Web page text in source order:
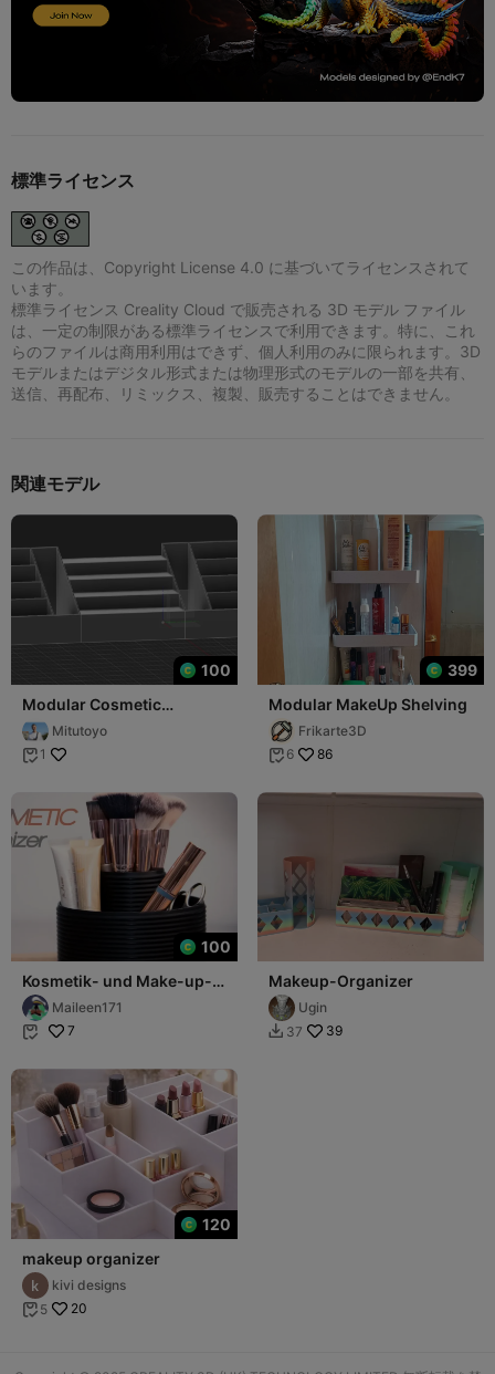
標準ライセンス
この作品は、Copyright License 4.0 に基づいてライセンスされて
います。
標準ライセンス Creality Cloud で販売される 3D モデル ファイル
は、一定の制限がある標準ライセンスで利用できます。特に、これ
らのファイルは商用利用はできず、個人利用のみに限られます。3D
モデルまたはデジタル形式または物理形式のモデルの一部を共有、
送信、再配布、リミックス、複製、販売することはできません。
関連モデル
100
Modular Cosmetic
Organizer Set
Mitutoyo
 1
399
Modular MakeUp Shelving
Frikarte3D
 6 86
100
Kosmetik- und Make-up-
Organizer
Maileen171
 7
Makeup-Organizer
Ugin
 37 39
120
makeup organizer
kivi designs
 5 20